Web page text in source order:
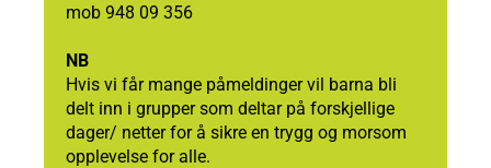
mob 948 09 356
NB
Hvis vi får mange påmeldinger vil barna bli
delt inn i grupper som deltar på forskjellige
dager/ netter for å sikre en trygg og morsom
opplevelse for alle.